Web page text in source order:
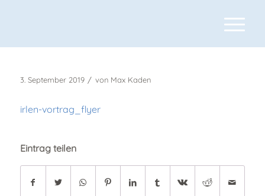
3. September 2019 / von Max Kaden
irlen-vortrag_flyer
Eintrag teilen